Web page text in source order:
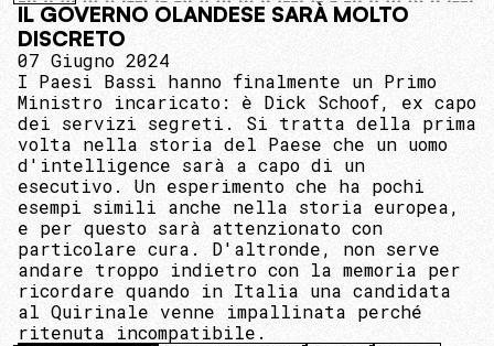
IL GOVERNO OLANDESE SARÀ MOLTO
DISCRETO
07 Giugno 2024
I Paesi Bassi hanno finalmente un Primo
Ministro incaricato: è Dick Schoof, ex capo
dei servizi segreti. Si tratta della prima
volta nella storia del Paese che un uomo
d'intelligence sarà a capo di un
esecutivo. Un esperimento che ha pochi
esempi simili anche nella storia europea,
e per questo sarà attenzionato con
particolare cura. D'altronde, non serve
andare troppo indietro con la memoria per
ricordare quando in Italia una candidata
al Quirinale venne impallinata perché
ritenuta incompatibile.